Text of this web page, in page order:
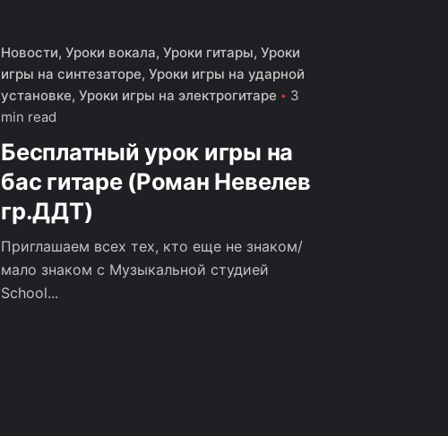
Новости Уроки вокала Уроки гитары Уроки
игры на синтезаторе Уроки игры на ударной
установке Уроки игры на электрогитаре
3
min read
Бесплатный урок игры на
бас гитаре (Роман Невелев
гр.ДДТ)
Приглашаем всех тех, кто еще не знаком/
мало знаком с Музыкальной студией
School...